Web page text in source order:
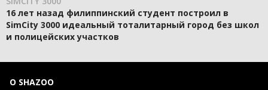
16 лет назад филиппинский студент построил в
SimCity 3000 идеальный тоталитарный город без школ
и полицейских участков
О SHAZOO